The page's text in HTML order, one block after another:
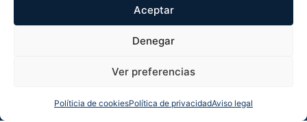
Aceptar
Denegar
Ver preferencias
Políticia de cookiesPolítica de privacidadAviso legal
Llamarnos Whatsapp Solicitar llamada Más info